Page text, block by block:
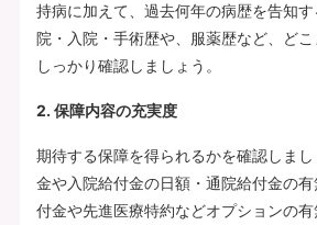
持病に加えて、過去何年の病歴を告知
院・入院・手術歴や、服薬歴など、ど
しっかり確認しましょう。
2. 保障内容の充実度
期待する保障を得られるかを確認しま
金や入院給付金の日額・通院給付金の
付金や先進医療特約などオプションの